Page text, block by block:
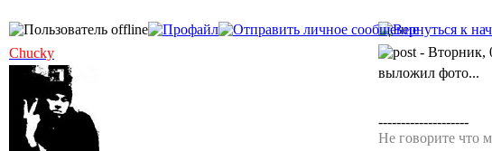
Chucky - Вторник,
выложил фото...
--------------------
Не говорите что